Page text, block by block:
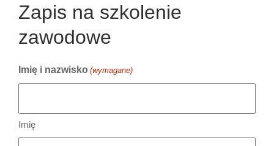
Zapis na szkolenie
zawodowe
Imię i nazwisko (wymagane)
Imię